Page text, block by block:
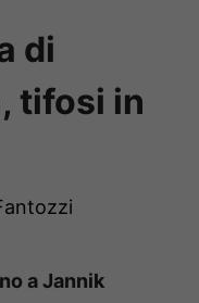
di
tifosi in
a Jannik